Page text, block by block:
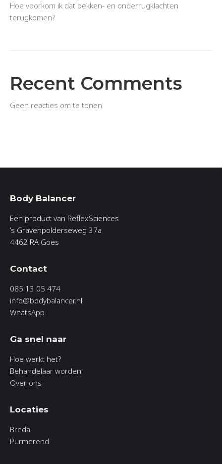
Hoe voorkom ik dat bekken- en onderrugklachten
terugkomen?
Recent Comments
Geen reacties om te tonen.
Body Balancer
Een product van ReflexSciences
’s Gravenpolderseweg 37a
4462 RA Goes
Contact
085 13 05 474
info@bodybalancer.nl
WhatsApp
Ga snel naar
Hoe werkt het?
Behandelaar worden
Over ons
Locaties
Breda
Purmerend